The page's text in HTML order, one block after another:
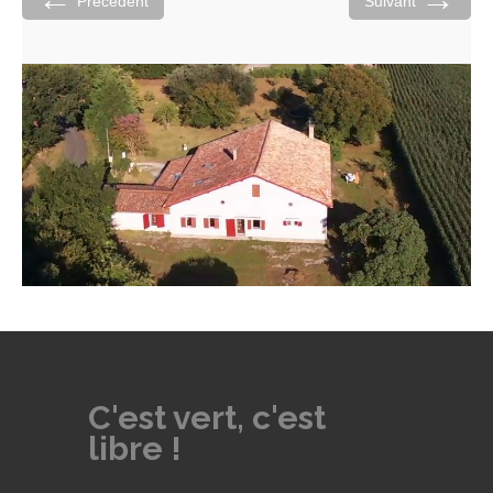
C'est vert, c'est
libre !